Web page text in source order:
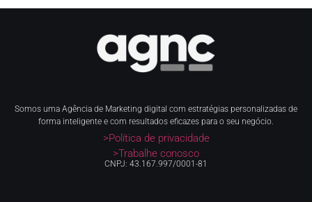
Somos uma Agência de Marketing digital com estratégias personalizadas de
forma inteligente e com resultados eficazes para o seu negócio.
>Política de privacidade
>Trabalhe conosco
CNPJ: 43.167.997/0001-81